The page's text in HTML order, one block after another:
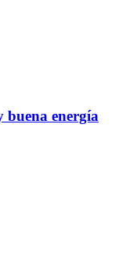
buena energía